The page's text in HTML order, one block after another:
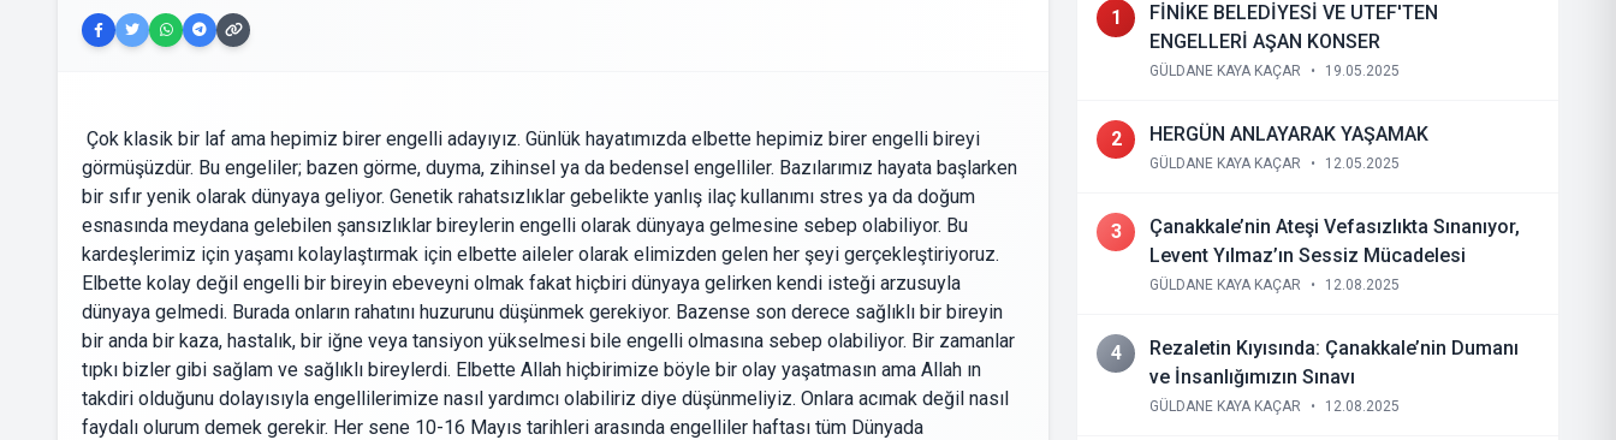
Çok klasik bir laf ama hepimiz birer engelli adayıyız. Günlük hayatımızda elbette hepimiz birer engelli bireyi
görmüşüzdür. Bu engeliler; bazen görme, duyma, zihinsel ya da bedensel engelliler. Bazılarımız hayata başlarken
bir sıfır yenik olarak dünyaya geliyor. Genetik rahatsızlıklar gebelikte yanlış ilaç kullanımı stres ya da doğum
esnasında meydana gelebilen şansızlıklar bireylerin engelli olarak dünyaya gelmesine sebep olabiliyor. Bu
kardeşlerimiz için yaşamı kolaylaştırmak için elbette aileler olarak elimizden gelen her şeyi gerçekleştiriyoruz.
Elbette kolay değil engelli bir bireyin ebeveyni olmak fakat hiçbiri dünyaya gelirken kendi isteği arzusuyla
dünyaya gelmedi. Burada onların rahatını huzurunu düşünmek gerekiyor. Bazense son derece sağlıklı bir bireyin
bir anda bir kaza, hastalık, bir iğne veya tansiyon yükselmesi bile engelli olmasına sebep olabiliyor. Bir zamanlar
tıpkı bizler gibi sağlam ve sağlıklı bireylerdi. Elbette Allah hiçbirimize böyle bir olay yaşatmasın ama Allah ın
takdiri olduğunu dolayısıyla engellilerimize nasıl yardımcı olabiliriz diye düşünmeliyiz. Onlara acımak değil nasıl
faydalı olurum demek gerekir. Her sene 10-16 Mayıs tarihleri arasında engelliler haftası tüm Dünyada
1
FİNİKE BELEDİYESİ VE UTEF'TEN
ENGELLERİ AŞAN KONSER
GÜLDANE KAYA KAÇAR • 19.05.2025
2 HERGÜN ANLAYARAK YAŞAMAK
GÜLDANE KAYA KAÇAR • 12.05.2025
3
Çanakkale’nin Ateşi Vefasızlıkta Sınanıyor,
Levent Yılmaz’ın Sessiz Mücadelesi
GÜLDANE KAYA KAÇAR • 12.08.2025
4
Rezaletin Kıyısında: Çanakkale’nin Dumanı
ve İnsanlığımızın Sınavı
GÜLDANE KAYA KAÇAR • 12.08.2025